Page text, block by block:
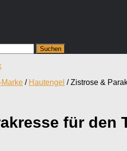
/ Hautengel / Zistrose &
für den